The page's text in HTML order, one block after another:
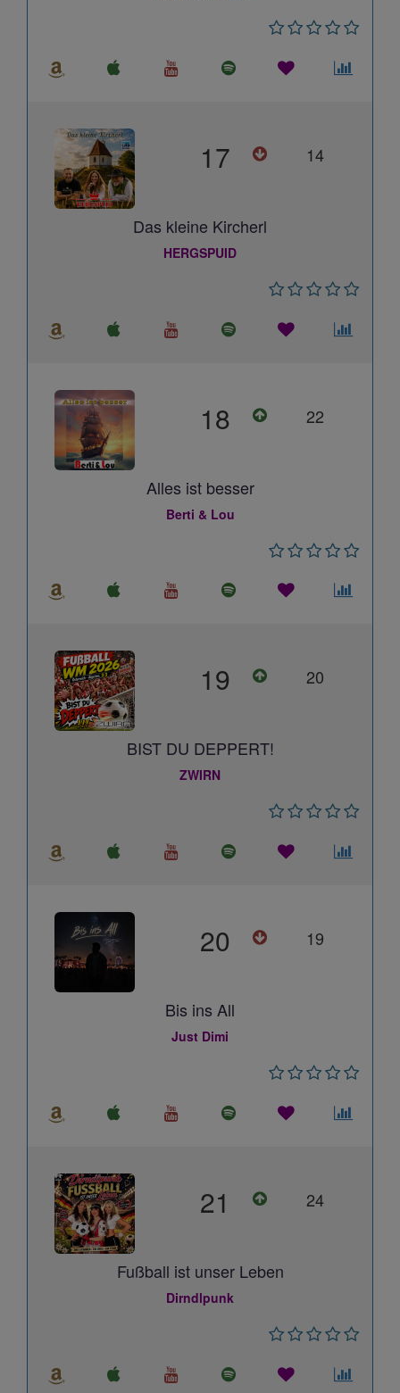
17 14
Das kleine Kircherl
HERGSPUID
18 22
Alles ist besser
Berti & Lou
19 20
BIST DU DEPPERT!
ZWIRN
20 19
Bis ins All
Just Dimi
21 24
Fußball ist unser Leben
Dirndlpunk